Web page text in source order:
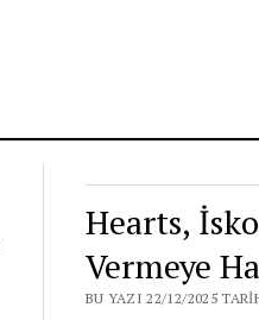
Hearts,
Vermeye
BU YAZI 22/12/2025